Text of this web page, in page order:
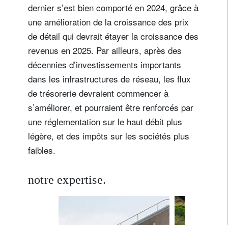
dernier s’est bien comporté en 2024, grâce à
une amélioration de la croissance des prix
de détail qui devrait étayer la croissance des
revenus en 2025. Par ailleurs, après des
décennies d’investissements importants
dans les infrastructures de réseau, les flux
de trésorerie devraient commencer à
s’améliorer, et pourraient être renforcés par
une réglementation sur le haut débit plus
légère, et des impôts sur les sociétés plus
faibles.
notre expertise.